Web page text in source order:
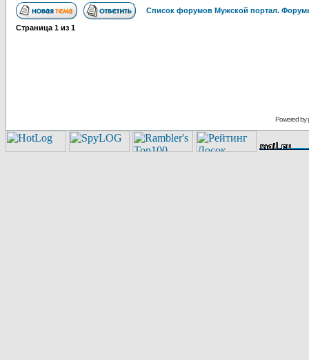
Список форумов Мужской портал.
Страница 1 из 1
Powered by